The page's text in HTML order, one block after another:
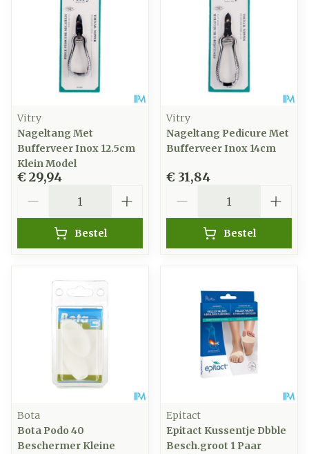
Vitry
Nageltang Met
Bufferveer Inox 12.5cm
Klein Model
€ 29,94
Bestel
Vitry
Nageltang Pedicure Met
Bufferveer Inox 14cm
€ 31,84
Bestel
Bota
Bota Podo 40
Beschermer Kleine
Epitact
Epitact Kussentje Dbble
Besch.groot 1 Paar